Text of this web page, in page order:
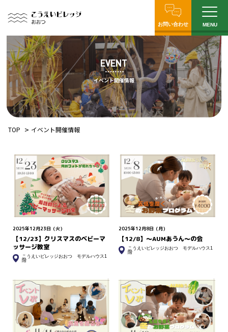
お問い合わせ MENU
EVENT
イベント開催情報
TOP イベント開催情報
2025年12月23日（火）
【12/23】クリスマスのベビーマ
ッサージ教室
こうえいビレッジおおつ モデルハウス1
階
2025年12月8日（月）
【12/8】〜AUMあうん〜の会
こうえいビレッジおおつ モデルハウス1
階